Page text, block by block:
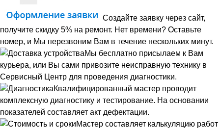
Создайте заявку через сайт,
получите скидку 5% на ремонт. Нет времени? Оставьте
номер, и Мы перезвоним Вам в течение нескольких минут.
Мы бесплатно присылаем к Вам
курьера, или Вы сами привозите неисправную технику в
Сервисный Центр для проведения диагностики.
Квалифицированный мастер проводит
комплексную диагностику и тестирование. На основании
показателей составляет акт дефектации.
Мастер составляет калькуляцию работ